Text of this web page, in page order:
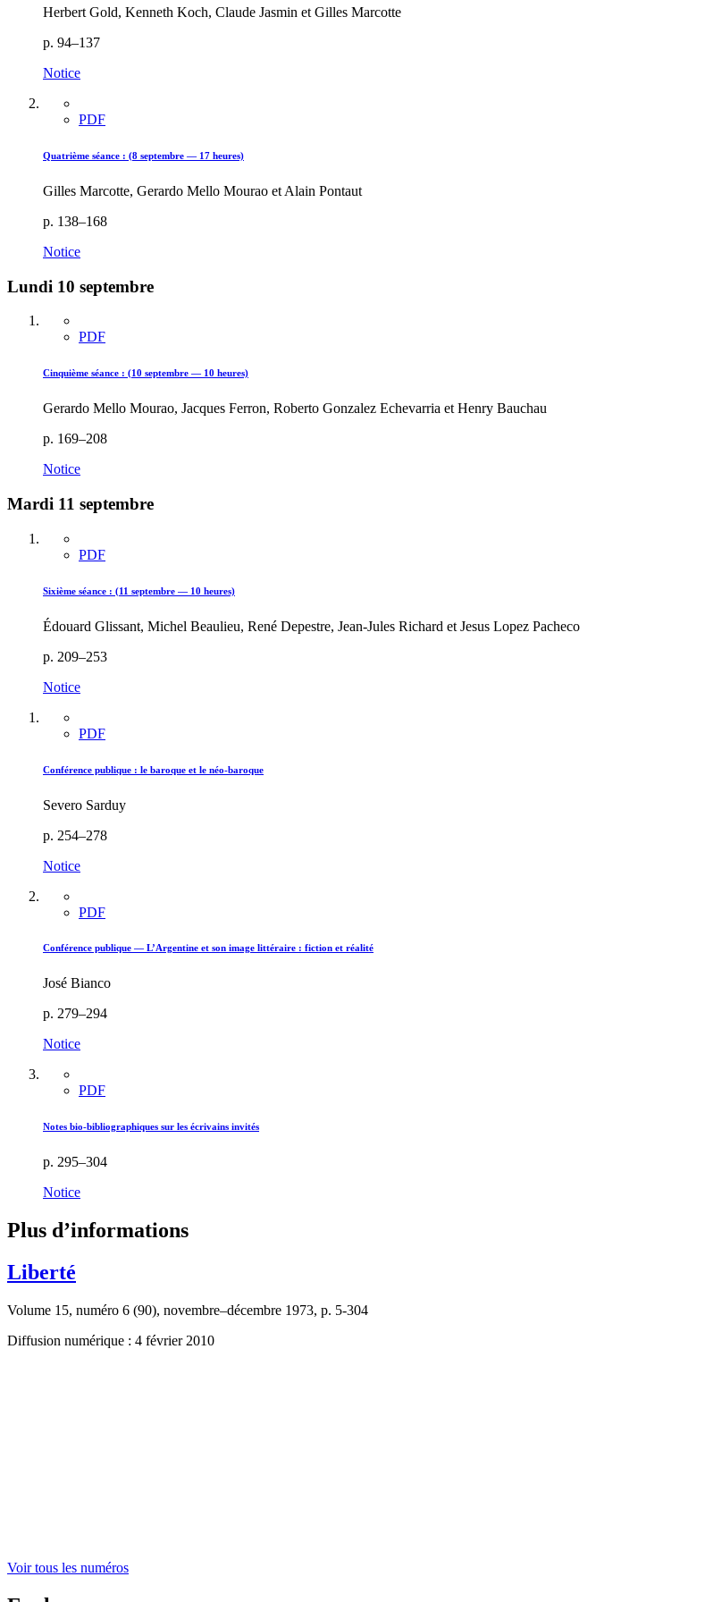
Herbert Gold, Kenneth Koch, Claude Jasmin et Gilles Marcotte
p. 94–137
Notice
PDF
Quatrième séance : (8 septembre — 17 heures)
Gilles Marcotte, Gerardo Mello Mourao et Alain Pontaut
p. 138–168
Notice
Lundi 10 septembre
PDF
Cinquième séance : (10 septembre — 10 heures)
Gerardo Mello Mourao, Jacques Ferron, Roberto Gonzalez Echevarria et Henry Bauchau
p. 169–208
Notice
Mardi 11 septembre
PDF
Sixième séance : (11 septembre — 10 heures)
Édouard Glissant, Michel Beaulieu, René Depestre, Jean-Jules Richard et Jesus Lopez Pacheco
p. 209–253
Notice
PDF
Conférence publique : le baroque et le néo-baroque
Severo Sarduy
p. 254–278
Notice
PDF
Conférence publique — L’Argentine et son image littéraire : fiction et réalité
José Bianco
p. 279–294
Notice
PDF
Notes bio-bibliographiques sur les écrivains invités
p. 295–304
Notice
Plus d’informations
Liberté
Volume 15, numéro 6 (90), novembre–décembre 1973, p. 5-304
Diffusion numérique : 4 février 2010
Voir tous les numéros